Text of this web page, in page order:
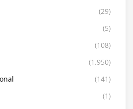
(29)
(5)
(108)
(1.950)
(141)
(1)